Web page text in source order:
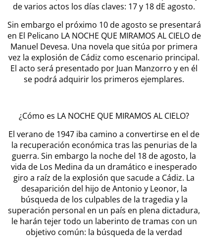
de varios actos los días claves: 17 y 18 dE agosto.
Sin embargo el próximo 10 de agosto se presentará
en El Pelicano LA NOCHE QUE MIRAMOS AL CIELO de
Manuel Devesa. Una novela que sitúa por primera
vez la explosión de Cádiz como escenario principal.
El acto será presentado por Juan Manzorro y en él
se podrá adquirir los primeros ejemplares.
¿Cómo es LA NOCHE QUE MIRAMOS AL CIELO?
El verano de 1947 iba camino a convertirse en el de
la recuperación económica tras las penurias de la
guerra. Sin embargo la noche del 18 de agosto, la
vida de Los Medina da un dramático e inesperado
giro a raíz de la explosión que sacude a Cádiz. La
desaparición del hijo de Antonio y Leonor, la
búsqueda de los culpables de la tragedia y la
superación personal en un país en plena dictadura,
le harán tejer todo un laberinto de tramas con un
objetivo común: la búsqueda de la verdad